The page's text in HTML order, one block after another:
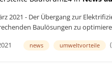
2021 - Der Übergang zur
Baulösungen zu
news umweltvorteile